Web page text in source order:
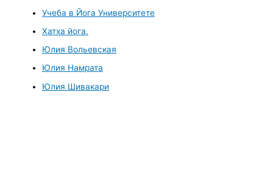
Учеба в Йога Университете
Хатха йога.
Юлия Вольевская
Юлия Намрата
Юлия Шивакари